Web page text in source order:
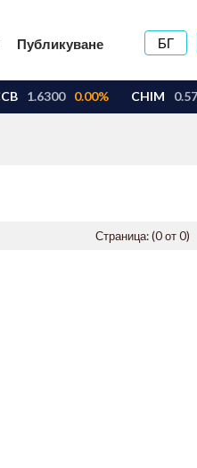
БГ
Публикуване
Страница: (0 от 0)